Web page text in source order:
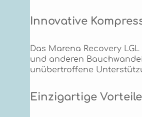
Innovative
Das Marena Recovery
und anderen
unübertroffene
Einzigartige